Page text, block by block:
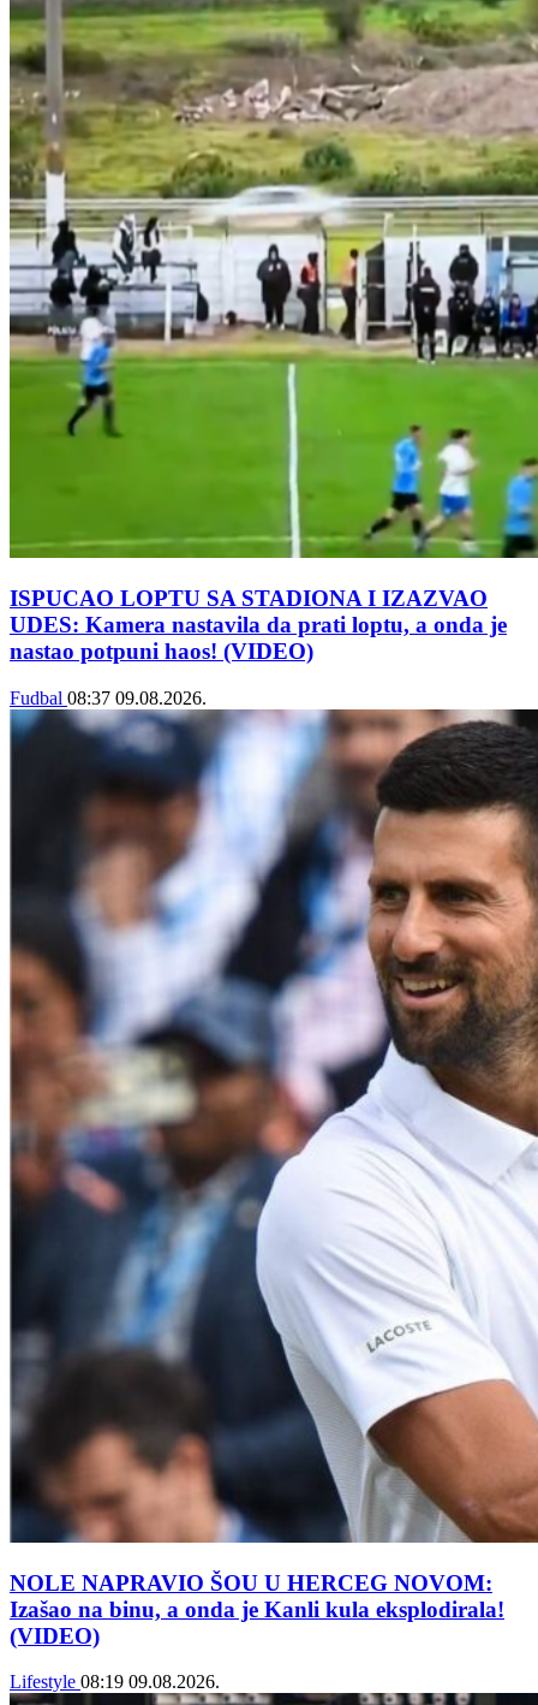
ISPUCAO LOPTU SA STADIONA I IZAZVAO
UDES: Kamera nastavila da prati loptu, a onda je
nastao potpuni haos! (VIDEO)
Fudbal 08:37 09.08.2026.
NOLE NAPRAVIO ŠOU U HERCEG NOVOM:
Izašao na binu, a onda je Kanli kula eksplodirala!
(VIDEO)
Lifestyle 08:19 09.08.2026.